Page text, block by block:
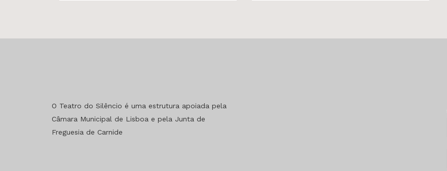
O Teatro do Silêncio é uma estrutura apoiada pela
Câmara Municipal de Lisboa e pela Junta de
Freguesia de Carnide